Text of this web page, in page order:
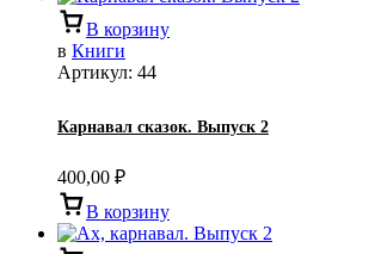
В корзину
в Книги
Артикул: 44
Карнавал сказок. Выпуск 2
400,00 ₽
В корзину